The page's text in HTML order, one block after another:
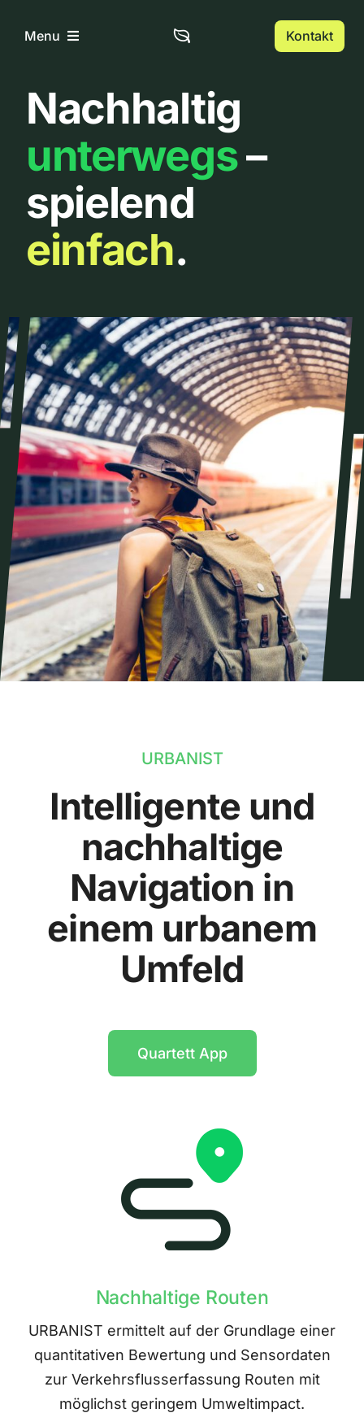
InhaltMenu
Home
Über uns
Urbanlist
Kontakt
Nachhaltig
unterwegs–
spielend
einfach.
URBANIST
Intelligente und
nachhaltige
Navigation in
einem urbanem
Umfeld
Quartett App
Nachhaltige Routen
URBANIST ermittelt auf der Grundlage einer
quantitativen Bewertung und Sensordaten
zur Verkehrsflusserfassung Routen mit
möglichst geringem Umweltimpact.